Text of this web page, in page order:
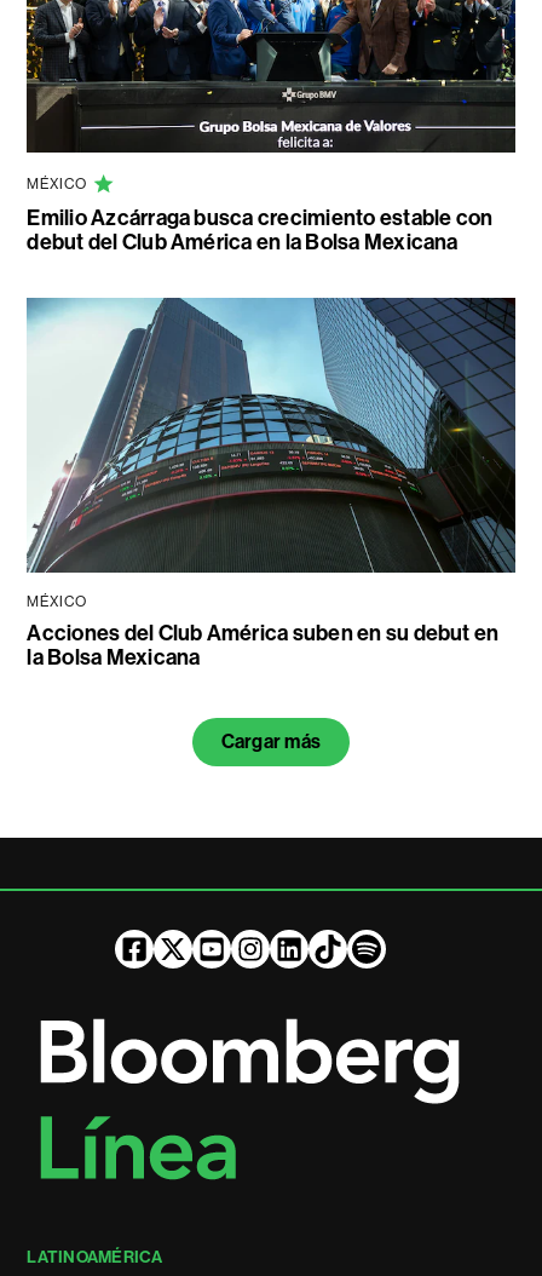
MÉXICO
Emilio Azcárraga busca crecimiento estable con
debut del Club América en la Bolsa Mexicana
MÉXICO
Acciones del Club América suben en su debut en
la Bolsa Mexicana
Cargar más
LATINOAMÉRICA